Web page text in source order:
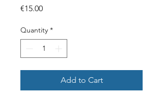
€15.00Price
Quantity *
Add to Cart